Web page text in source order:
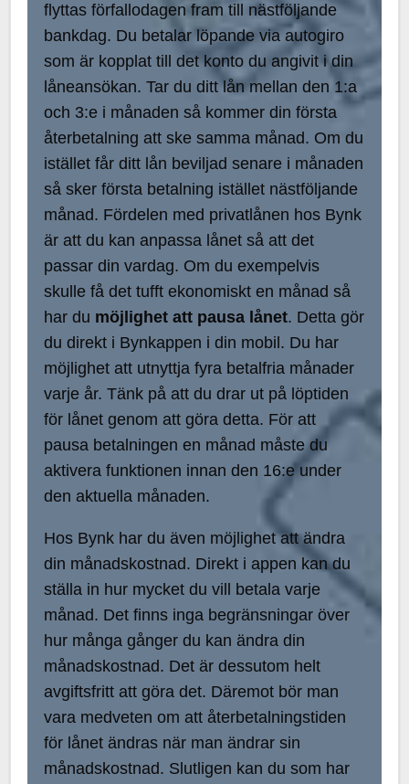
flyttas förfallodagen fram till nästföljande
bankdag. Du betalar löpande via autogiro
som är kopplat till det konto du angivit i din
låneansökan. Tar du ditt lån mellan den 1:a
och 3:e i månaden så kommer din första
återbetalning att ske samma månad. Om du
istället får ditt lån beviljad senare i månaden
så sker första betalning istället nästföljande
månad. Fördelen med privatlånen hos Bynk
är att du kan anpassa lånet så att det
passar din vardag. Om du exempelvis
skulle få det tufft ekonomiskt en månad så
har du möjlighet att pausa lånet. Detta gör
du direkt i Bynkappen i din mobil. Du har
möjlighet att utnyttja fyra betalfria månader
varje år. Tänk på att du drar ut på löptiden
för lånet genom att göra detta. För att
pausa betalningen en månad måste du
aktivera funktionen innan den 16:e under
den aktuella månaden.
Hos Bynk har du även möjlighet att ändra
din månadskostnad. Direkt i appen kan du
ställa in hur mycket du vill betala varje
månad. Det finns inga begränsningar över
hur många gånger du kan ändra din
månadskostnad. Det är dessutom helt
avgiftsfritt att göra det. Däremot bör man
vara medveten om att återbetalningstiden
för lånet ändras när man ändrar sin
månadskostnad. Slutligen kan du som har